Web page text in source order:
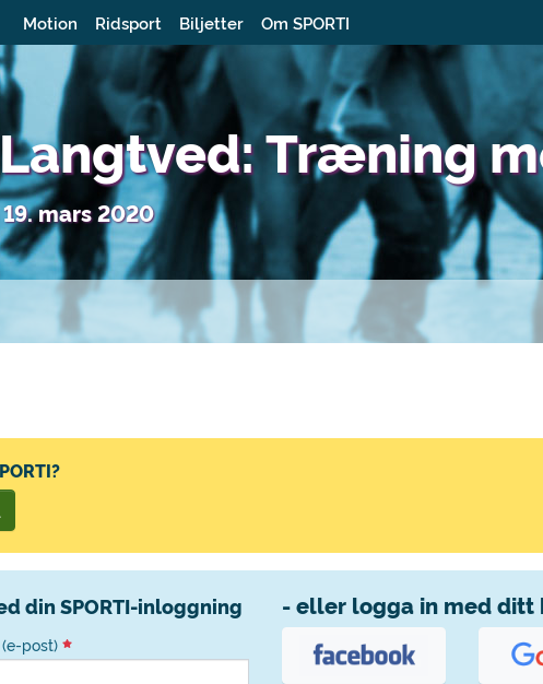
Motion Ridsport Biljetter Om SPORTI
Træning
mars 2020
din SPORTI-inloggning
post)
- eller logga in med ditt